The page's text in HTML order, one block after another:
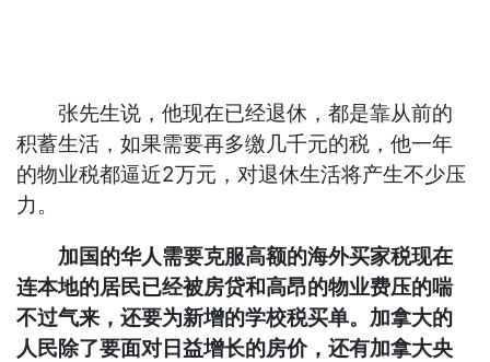
张先生说，他现在已经退休，都是靠从前的
积蓄生活，如果需要再多缴几千元的税，他一年
的物业税都逼近2万元，对退休生活将产生不少压
力。
加国的华人需要克服高额的海外买家税现在
连本地的居民已经被房贷和高昂的物业费压的喘
不过气来，还要为新增的学校税买单。 加拿大的
人民除了要面对日益增长的房价，还有加拿大央